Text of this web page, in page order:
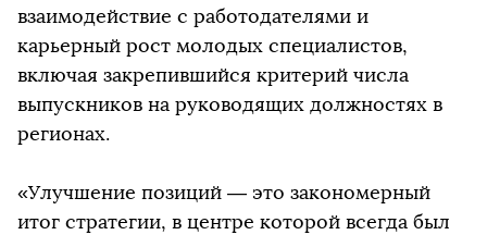
взаимодействие с работодателями и
карьерный рост молодых специалистов,
включая закрепившийся критерий числа
выпускников на руководящих должностях в
регионах.
«Улучшение позиций — это закономерный
итог стратегии, в центре которой всегда был